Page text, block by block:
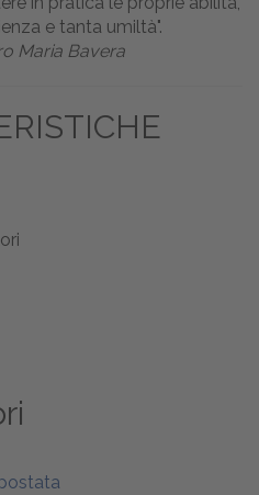
e tanta umiltà".
Maria Bavera